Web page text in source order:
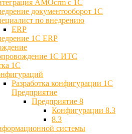
AMOcrm с 1C
документооборот 1С
по внедрению
ERP
1С ERP
1С ИТС
1C
Разработка конфигурации 1С
Предприятие
Предприятие 8
Конфигурации 8.3
8.3
системы